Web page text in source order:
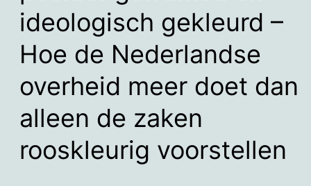
ideologisch gekleurd –
Hoe de Nederlandse
overheid meer doet dan
alleen de zaken
rooskleurig voorstellen